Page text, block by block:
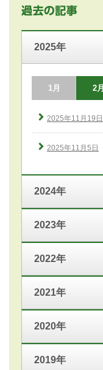
2025年
1月 2月
2025年11月19日
2025年11月5日
2024年
2023年
2022年
2021年
2020年
2019年